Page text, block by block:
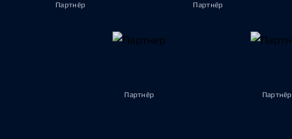
Партнёр Партнёр
Партнёр Партнёр